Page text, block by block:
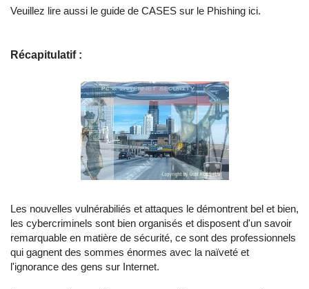
Veuillez lire aussi le guide de CASES sur le Phishing ici.
Récapitulatif :
Les nouvelles vulnérabiliés et attaques le démontrent bel et bien,
les cybercriminels sont bien organisés et disposent d'un savoir
remarquable en matière de sécurité, ce sont des professionnels
qui gagnent des sommes énormes avec la naïveté et
l'ignorance des gens sur Internet.